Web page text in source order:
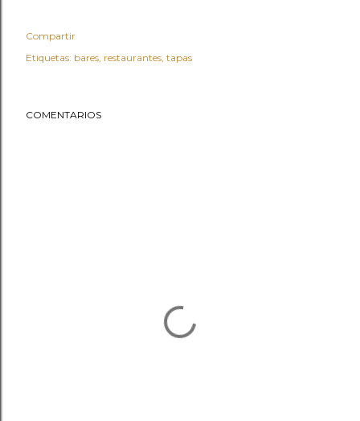
Compartir
Etiquetas: bares restaurantes tapas
COMENTARIOS